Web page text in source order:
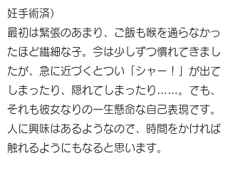
妊手術済）
最初は緊張のあまり、ご飯も喉を通らなかっ
たほど繊細な子。今は少しずつ慣れてきまし
たが、急に近づくとつい「シャー！」が出て
しまったり、隠れてしまったり……。でも、
それも彼女なりの一生懸命な自己表現です。
人に興味はあるようなので、時間をかければ
触れるようにもなると思います。